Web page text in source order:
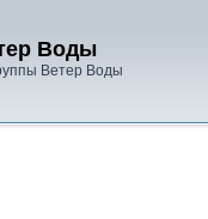
Воды
Ветер Воды